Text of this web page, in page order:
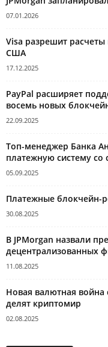
07.01.2026
Visa разрешит расчеты
США
17.12.2025
PayPal расширяет
восемь новых
22.09.2025
Топ-менеджер Банка
платежную систему со
05.09.2025
Платежные блокчейн-
30.08.2025
В JPMorgan назвали
децентрализованных
11.08.2025
Новая валютная
делят криптомир
02.08.2025